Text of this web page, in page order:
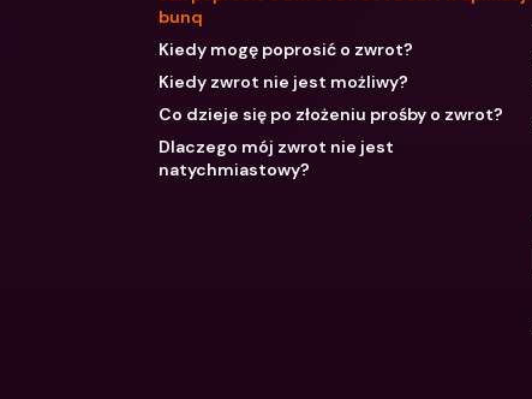
bunq
Kiedy mogę poprosić o zwrot?
Kiedy zwrot nie jest możliwy?
Co dzieje się po złożeniu prośby o zwrot?
Dlaczego mój zwrot nie jest
natychmiastowy?